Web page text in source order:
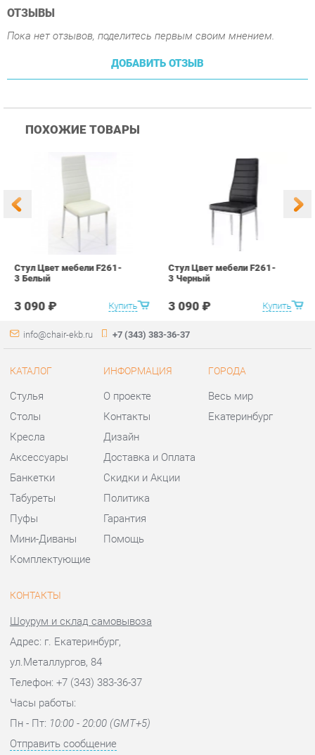
ПОХОЖИЕ ТОВАРЫ
Купить
Стул Цвет мебели F261-
3 090 ₽ Купить
Стул Цвет мебели F261-
info@chair-ekb.ru
КАТАЛОГ
Кресла
Банкетки
Табуреты
Пуфы
Мини-Диваны
Комплектующие
ИНФОРМАЦИЯ
Дизайн
Скидки и Акции
Политика
Гарантия
Помощь
ГОРОДА
Шоурум и склад самовывоза
Адрес: г. Екатеринбург,
Часы работы:
Отправить сообщение